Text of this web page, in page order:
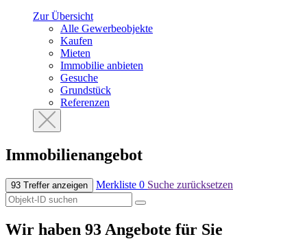
Zur Übersicht
Alle Gewerbeobjekte
Kaufen
Mieten
Immobilie anbieten
Gesuche
Grundstück
Referenzen
Immobilien­angebot
93 Treffer anzeigen Merkliste 0 Suche zurücksetzen
Wir haben 93 Angebote für Sie